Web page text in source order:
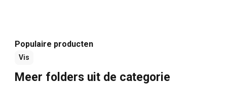
Populaire producten
Vis
Meer folders uit de categorie